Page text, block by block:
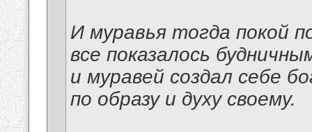
И муравья тогда покой
все показалось
и муравей создал себе
по образу и духу своему.